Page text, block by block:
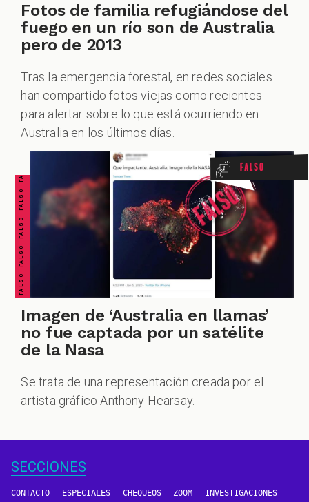
Fotos de familia refugiándose del
fuego en un río son de Australia
pero de 2013
Tras la emergencia forestal, en redes sociales
han compartido fotos viejas como recientes
para alertar sobre lo que está ocurriendo en
Australia en los últimos días.
FALSO FALSO FALSO FALSO FALSO FALSO FALSO Falso
Imagen de ‘Australia en llamas’
no fue captada por un satélite
de la Nasa
Se trata de una representación creada por el
artista gráfico Anthony Hearsay.
SECCIONES
CONTACTO ESPECIALES CHEQUEOS ZOOM INVESTIGACIONES